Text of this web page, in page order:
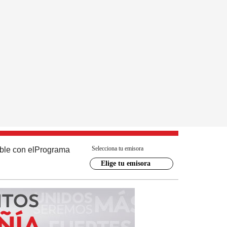
con el Programa Selecciona tu emisora
Elige tu emisora